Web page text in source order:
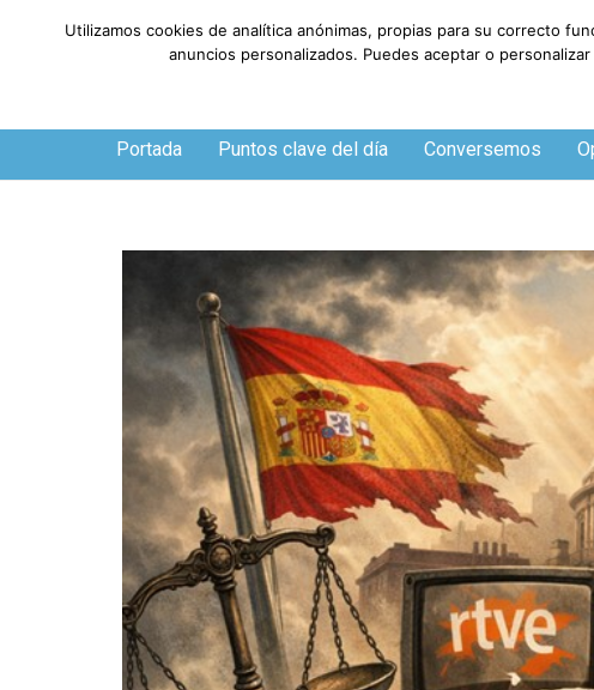
Domingo, 9 de agosto de 2026
Portada Puntos clave del día Conversemos
Utilizamos cookies de analítica anónimas, propias para su correcto
anuncios personalizados. Puedes aceptar o